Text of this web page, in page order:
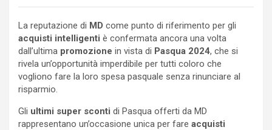
La reputazione di MD come punto di riferimento per gli
acquisti intelligenti è confermata ancora una volta
dall’ultima promozione in vista di Pasqua 2024, che si
rivela un’opportunità imperdibile per tutti coloro che
vogliono fare la loro spesa pasquale senza rinunciare al
risparmio.
Gli ultimi super sconti di Pasqua offerti da MD
rappresentano un’occasione unica per fare acquisti